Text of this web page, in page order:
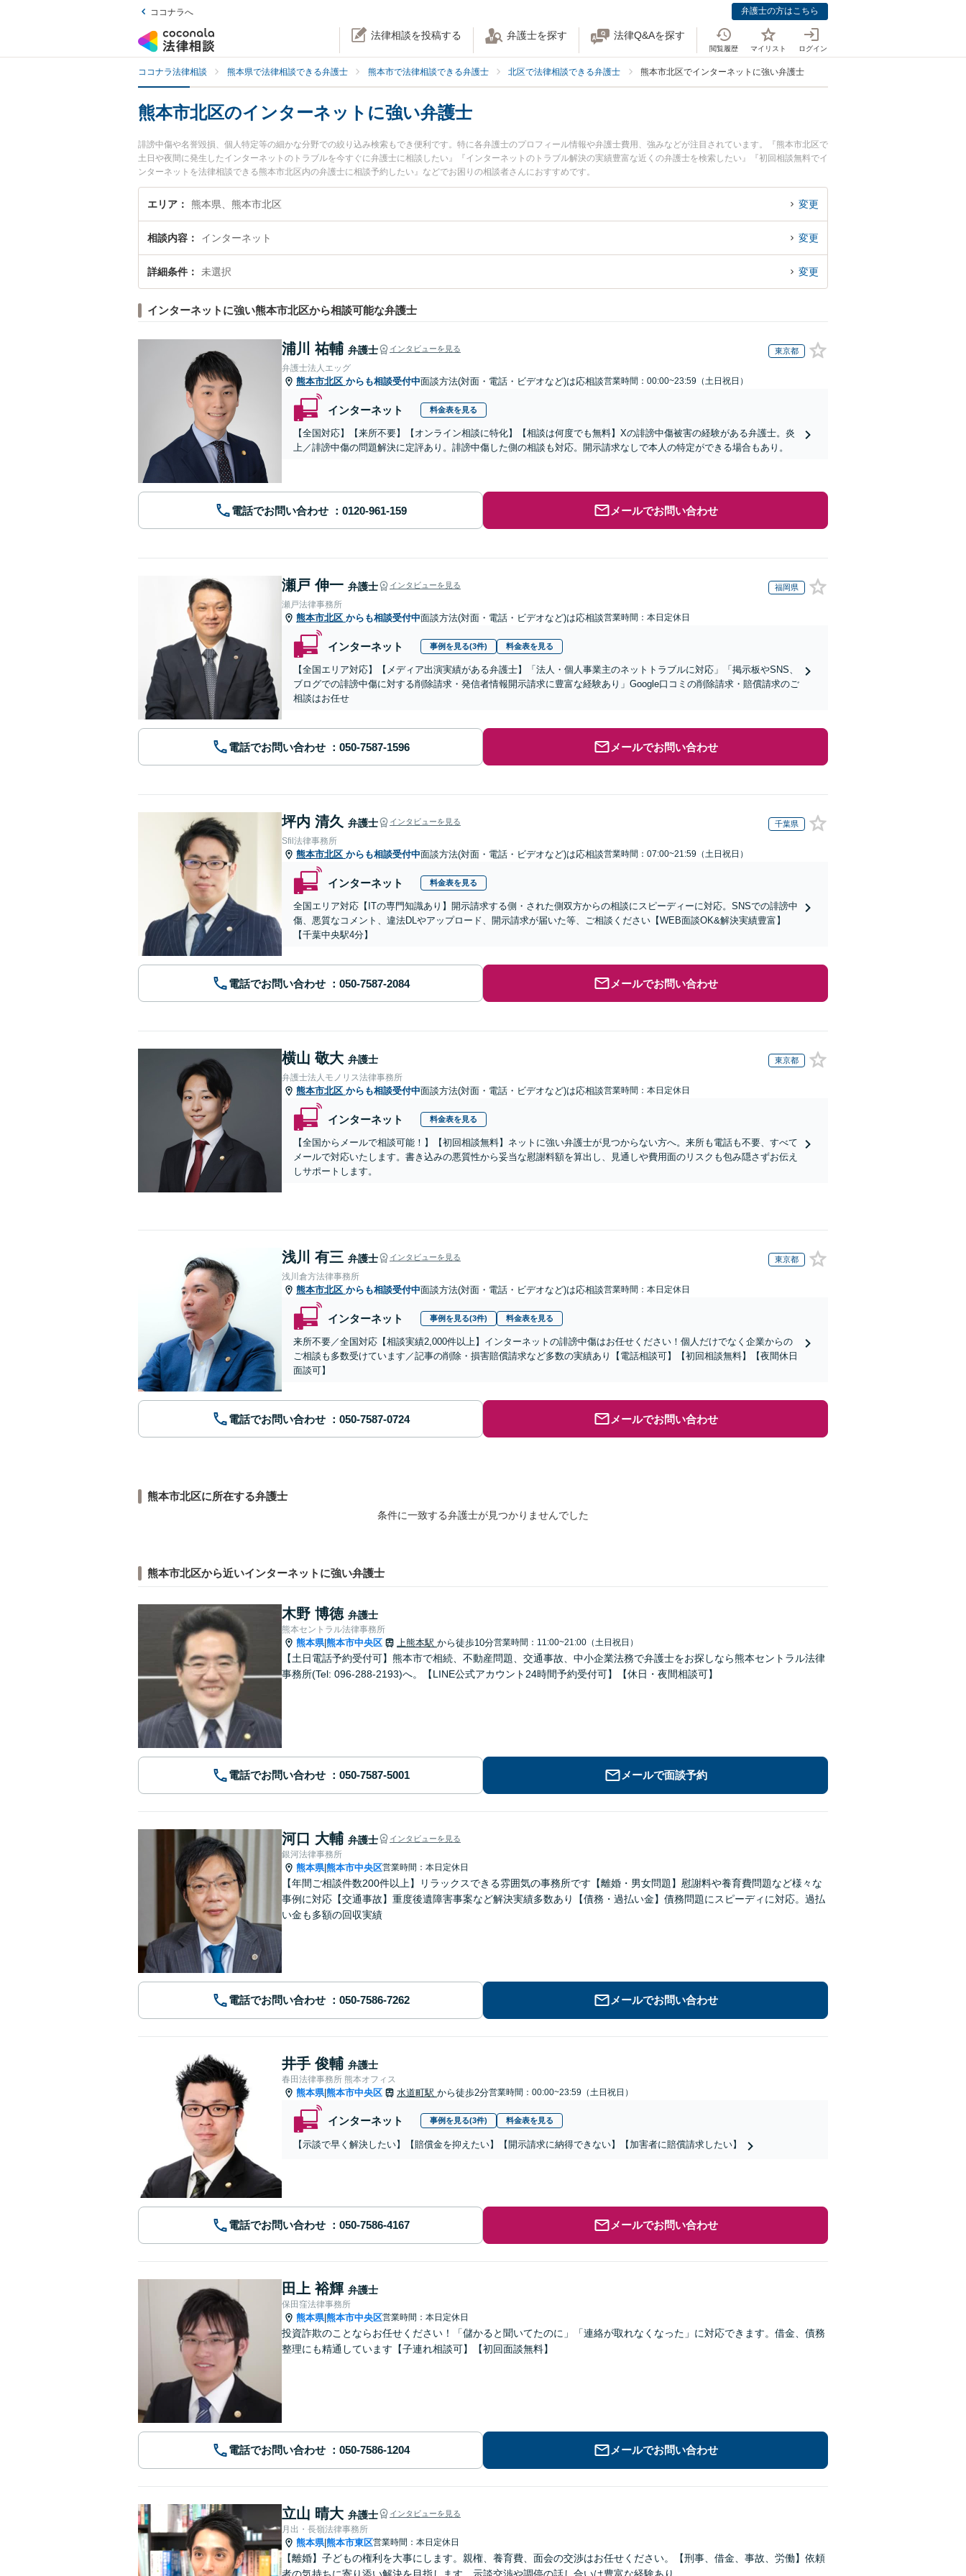
ココナラへ 弁護士の方はこちら
法律相談を投稿する 弁護士を探す 法律Q&Aを探す
閲覧履歴 マイリスト ログイン
ココナラ法律相談 熊本県で法律相談できる弁護士 熊本市で法律相談できる弁護士 北区で法律相談できる弁護士 熊本市北区でインターネットに強い弁護士
熊本市北区のインターネットに強い弁護士
誹謗中傷や名誉毀損、個人特定等の細かな分野での絞り込み検索もでき便利です。特に各弁護士のプロフィール情報や弁護士費用、強みなどが注目されています。『熊本市北区で
土日や夜間に発生したインターネットのトラブルを今すぐに弁護士に相談したい』『インターネットのトラブル解決の実績豊富な近くの弁護士を検索したい』『初回相談無料でイ
ンターネットを法律相談できる熊本市北区内の弁護士に相談予約したい』などでお困りの相談者さんにおすすめです。
エリア 熊本県、熊本市北区 変更
相談内容 インターネット 変更
詳細条件 未選択 変更
インターネットに強い熊本市北区から相談可能な弁護士
浦川 祐輔 弁護士 インタビューを見る 東京都
弁護士法人エッグ
熊本市北区 からも相談受付中面談方法(対面・電話・ビデオなど)は応相談営業時間：00:00~23:59（土日祝日）
インターネット 料金表を見る
【全国対応】【来所不要】【オンライン相談に特化】【相談は何度でも無料】Xの誹謗中傷被害の経験がある弁護士。炎
上／誹謗中傷の問題解決に定評あり。誹謗中傷した側の相談も対応。開示請求なしで本人の特定ができる場合もあり。
電話でお問い合わせ メールでお問い合わせ
瀬戸 伸一 弁護士 インタビューを見る 福岡県
瀬戸法律事務所
熊本市北区 からも相談受付中面談方法(対面・電話・ビデオなど)は応相談営業時間：本日定休日
インターネット 事例を見る(3件) 料金表を見る
【全国エリア対応】【メディア出演実績がある弁護士】「法人・個人事業主のネットトラブルに対応」「掲示板やSNS、
ブログでの誹謗中傷に対する削除請求・発信者情報開示請求に豊富な経験あり」Google口コミの削除請求・賠償請求のご
相談はお任せ
電話でお問い合わせ メールでお問い合わせ
坪内 清久 弁護士 インタビューを見る 千葉県
Sfil法律事務所
熊本市北区 からも相談受付中面談方法(対面・電話・ビデオなど)は応相談営業時間：07:00~21:59（土日祝日）
インターネット 料金表を見る
全国エリア対応【ITの専門知識あり】開示請求する側・された側双方からの相談にスピーディーに対応。SNSでの誹謗中
傷、悪質なコメント、違法DLやアップロード、開示請求が届いた等、ご相談ください【WEB面談OK&解決実績豊富】
【千葉中央駅4分】
電話でお問い合わせ メールでお問い合わせ
横山 敬大 弁護士 東京都
弁護士法人モノリス法律事務所
熊本市北区 からも相談受付中面談方法(対面・電話・ビデオなど)は応相談営業時間：本日定休日
インターネット 料金表を見る
【全国からメールで相談可能！】【初回相談無料】ネットに強い弁護士が見つからない方へ。来所も電話も不要、すべて
メールで対応いたします。書き込みの悪質性から妥当な慰謝料額を算出し、見通しや費用面のリスクも包み隠さずお伝え
しサポートします。
浅川 有三 弁護士 インタビューを見る 東京都
浅川倉方法律事務所
熊本市北区 からも相談受付中面談方法(対面・電話・ビデオなど)は応相談営業時間：本日定休日
インターネット 事例を見る(3件) 料金表を見る
来所不要／全国対応【相談実績2,000件以上】インターネットの誹謗中傷はお任せください！個人だけでなく企業からの
ご相談も多数受けています／記事の削除・損害賠償請求など多数の実績あり【電話相談可】【初回相談無料】【夜間休日
面談可】
電話でお問い合わせ メールでお問い合わせ
熊本市北区に所在する弁護士
条件に一致する弁護士が見つかりませんでした
熊本市北区から近いインターネットに強い弁護士
木野 博徳 弁護士
熊本セントラル法律事務所
熊本県|熊本市中央区 上熊本駅 から徒歩10分営業時間：11:00~21:00（土日祝日）
【土日電話予約受付可】熊本市で相続、不動産問題、交通事故、中小企業法務で弁護士をお探しなら熊本セントラル法律
事務所(Tel: 096-288-2193)へ。【LINE公式アカウント24時間予約受付可】【休日・夜間相談可】
電話でお問い合わせ メールで面談予約
河口 大輔 弁護士 インタビューを見る
銀河法律事務所
熊本県|熊本市中央区営業時間：本日定休日
【年間ご相談件数200件以上】リラックスできる雰囲気の事務所です【離婚・男女問題】慰謝料や養育費問題など様々な
事例に対応【交通事故】重度後遺障害事案など解決実績多数あり【債務・過払い金】債務問題にスピーディに対応。過払
い金も多額の回収実績
電話でお問い合わせ メールでお問い合わせ
井手 俊輔 弁護士
春田法律事務所 熊本オフィス
熊本県|熊本市中央区 水道町駅 から徒歩2分営業時間：00:00~23:59（土日祝日）
インターネット 事例を見る(3件) 料金表を見る
【示談で早く解決したい】【賠償金を抑えたい】【開示請求に納得できない】【加害者に賠償請求したい】
電話でお問い合わせ メールでお問い合わせ
田上 裕輝 弁護士
保田窪法律事務所
熊本県|熊本市中央区営業時間：本日定休日
投資詐欺のことならお任せください！「儲かると聞いてたのに」「連絡が取れなくなった」に対応できます。借金、債務
整理にも精通しています【子連れ相談可】【初回面談無料】
電話でお問い合わせ メールでお問い合わせ
立山 晴大 弁護士 インタビューを見る
月出・長嶺法律事務所
熊本県|熊本市東区営業時間：本日定休日
【離婚】子どもの権利を大事にします。親権、養育費、面会の交渉はお任せください。【刑事、借金、事故、労働】依頼
者の気持ちに寄り添い解決を目指します。示談交渉や調停の話し合いは豊富な経験あり。